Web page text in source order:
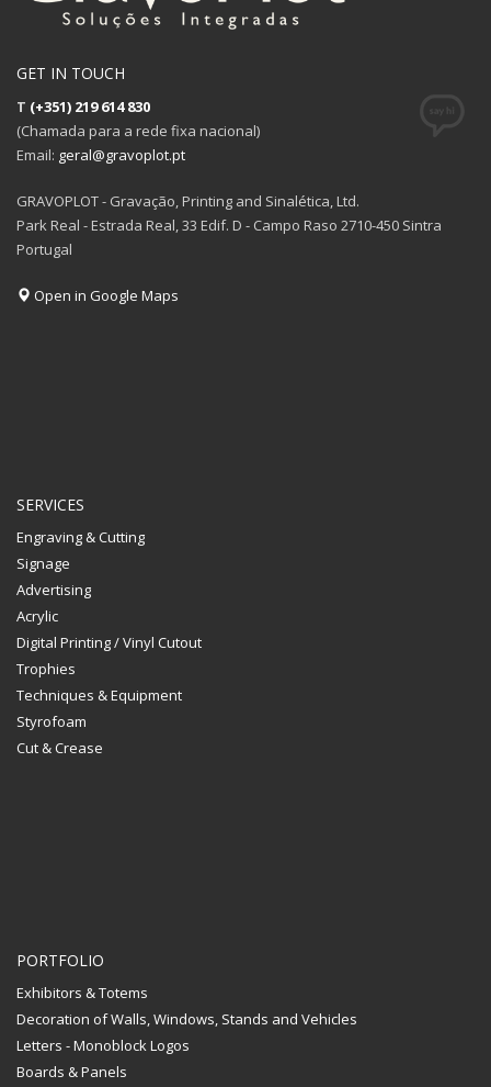
GET IN TOUCH
T (+351) 219 614 830
(Chamada para a rede fixa nacional)
Email: geral@gravoplot.pt
GRAVOPLOT - Gravação, Printing and Sinalética, Ltd.
Park Real - Estrada Real, 33 Edif. D - Campo Raso 2710-450 Sintra
Portugal
Open in Google Maps
SERVICES
Engraving & Cutting
Signage
Advertising
Acrylic
Digital Printing / Vinyl Cutout
Trophies
Techniques & Equipment
Styrofoam
Cut & Crease
PORTFOLIO
Exhibitors & Totems
Decoration of Walls, Windows, Stands and Vehicles
Letters - Monoblock Logos
Boards & Panels